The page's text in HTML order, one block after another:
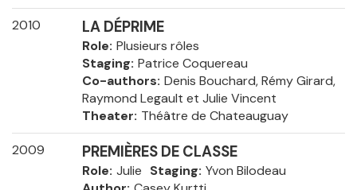
2010 LA DÉPRIME
Role Plusieurs rôles
Staging Patrice Coquereau
Co-authors Denis Bouchard, Rémy Girard,
Raymond Legault et Julie Vincent
Theater Théâtre de Chateauguay
2009 PREMIÈRES DE CLASSE
Role Julie Staging Yvon Bilodeau